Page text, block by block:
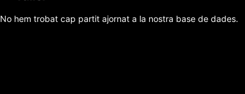
No hem trobat cap partit ajornat a la nostra base de dades.